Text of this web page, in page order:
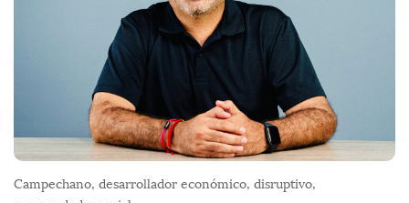
Campechano, desarrollador económico, disruptivo,